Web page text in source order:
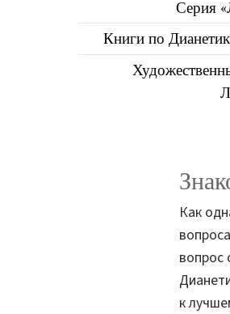
Серия
Книги по
Как
вопрос
к